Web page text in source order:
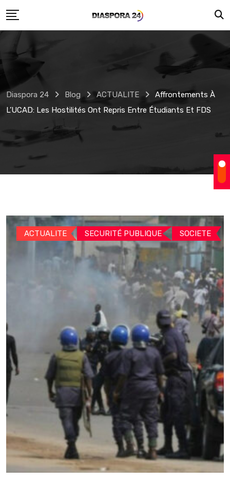
to
Diaspora 24 Blog ACTUALITE
Affrontements À
L’UCAD: Les Hostilités Ont Repris Entre Étudiants Et FDS
ACTUALITE SECURITÉ PUBLIQUE SOCIETE